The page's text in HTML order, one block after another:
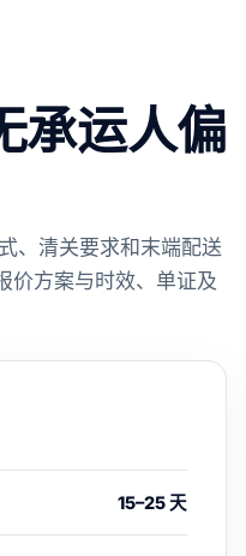
承运人偏
、清关要求和末端配送
价方案与时效、单证及
15–25 天